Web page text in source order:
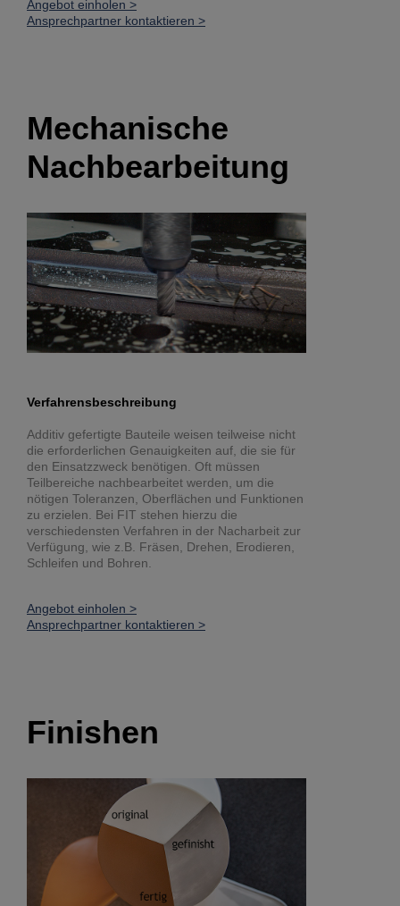
Angebot einholen >
Ansprechpartner kontaktieren >
Mechanische
Nachbearbeitung
Verfahrensbeschreibung
Additiv gefertigte Bauteile weisen teilweise nicht
die erforderlichen Genauigkeiten auf, die sie für
den Einsatzzweck benötigen. Oft müssen
Teilbereiche nachbearbeitet werden, um die
nötigen Toleranzen, Oberflächen und Funktionen
zu erzielen. Bei FIT stehen hierzu die
verschiedensten Verfahren in der Nacharbeit zur
Verfügung, wie z.B. Fräsen, Drehen, Erodieren,
Schleifen und Bohren.
Angebot einholen >
Ansprechpartner kontaktieren >
Finishen